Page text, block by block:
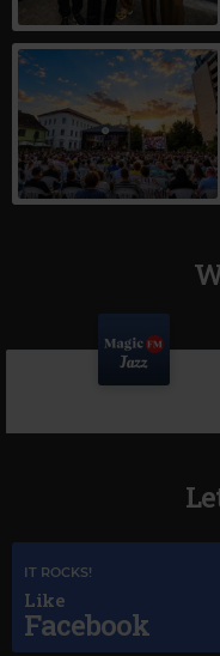
Magic Jazz
IT ROCKS!
Like
Facebook